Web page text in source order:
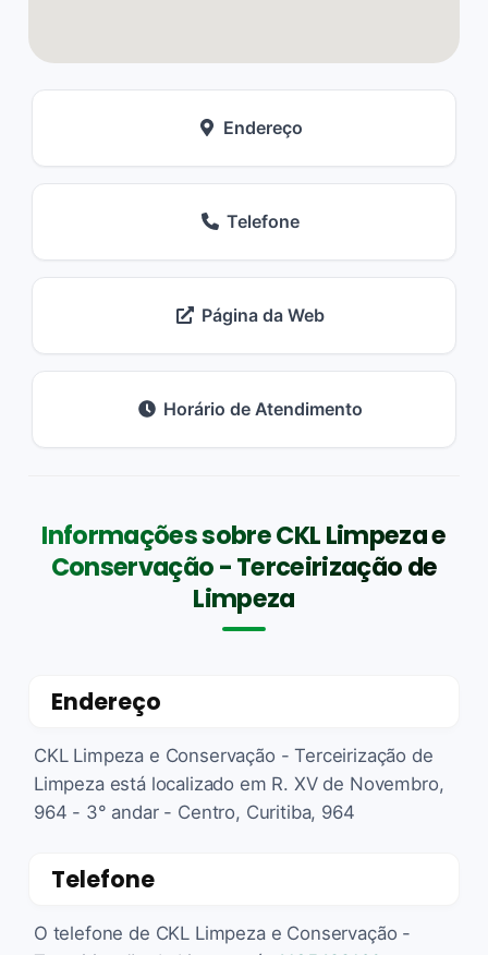
Endereço
Telefone
Página da Web
Horário de Atendimento
Informações sobre CKL Limpeza e
Conservação - Terceirização de
Limpeza
Endereço
CKL Limpeza e Conservação - Terceirização de
Limpeza está localizado em R. XV de Novembro,
964 - 3° andar - Centro, Curitiba, 964
Telefone
O telefone de CKL Limpeza e Conservação -